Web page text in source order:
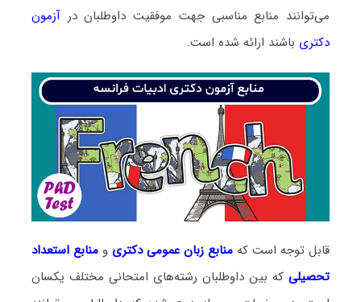
می‌توانند منابع مناسبی جهت موفقیت داوطلبان درآزمون
دکتری باشند ارائه شده است.
قابل توجه است که منابع زبان عمومی دکتری و منابع استعداد
تحصیلیکه بین داوطلبان رشته‌های امتحانی مختلف یکسان